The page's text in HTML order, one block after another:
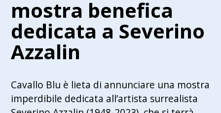
mostra benefica
dedicata a Severino
Azzalin
Cavallo Blu è lieta di annunciare una mostra
imperdibile dedicata all’artista surrealista